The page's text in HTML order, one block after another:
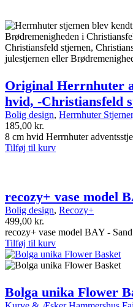
Original Herrnhuter
hvid, -Christiansfeld
Bolig design, Herrnhuter
185,00 kr.
8 cm hvid Herrnhuter
Tilføj til kurv
recozy+ vase model
Bolig design, Recozy+
499,00 kr.
recozy+ vase model BAY -
Tilføj til kurv
Bolga unika Flower